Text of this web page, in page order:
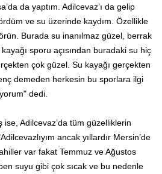
da yaptım. Adilcevaz’ı da gelip
ve su üzerinde kaydım. Özellikle
Burada su inanılmaz güzel, berrak
sporu açısından buradaki su hiç
çok güzel. Su kayağı gerçekten
demeden herkesin bu sporlara ilgi
dedi.
ise, Adilcevaz’da tüm güzelliklerin
ancak yıllardır Mersin’de
var fakat Temmuz ve Ağustos
suyu gibi çok sıcak ve bu nedenle